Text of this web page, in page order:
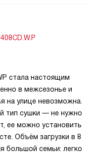
стала настоящим
в межсезонье и
на улице невозможна.
тип сушки — не нужно
ее можно установить
Объём загрузки в 8
большой семьи: легко